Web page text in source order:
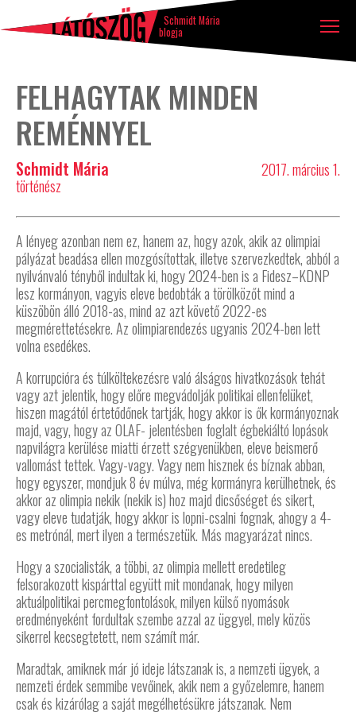
Látószög
blog Schmidt Mária
blogja
Tovább a tartalomhoz
Ugrás a lábléchez
FELHAGYTAK MINDEN
REMÉNNYEL
2017. március 1.
Schmidt Mária
történész
A lényeg azonban nem ez, hanem az, hogy azok, akik az olimpiai
pályázat beadása ellen mozgósítottak, illetve szervezkedtek, abból a
nyilvánvaló tényből indultak ki, hogy 2024-ben is a Fidesz–KDNP
lesz kormányon, vagyis eleve bedobták a törölközőt mind a
küszöbön álló 2018-as, mind az azt követő 2022-es
megmérettetésekre. Az olimpiarendezés ugyanis 2024-ben lett
volna esedékes.
A korrupcióra és túlköltekezésre való álságos hivatkozások tehát
vagy azt jelentik, hogy előre megvádolják politikai ellenfelüket,
hiszen magától értetődőnek tartják, hogy akkor is ők kormányoznak
majd, vagy, hogy az OLAF- jelentésben foglalt égbekiáltó lopások
napvilágra kerülése miatti érzett szégyenükben, eleve beismerő
vallomást tettek. Vagy-vagy. Vagy nem hisznek és bíznak abban,
hogy egyszer, mondjuk 8 év múlva, még kormányra kerülhetnek, és
akkor az olimpia nekik (nekik is) hoz majd dicsőséget és sikert,
vagy eleve tudatják, hogy akkor is lopni-csalni fognak, ahogy a 4-
es metrónál, mert ilyen a természetük. Más magyarázat nincs.
Hogy a szocialisták, a többi, az olimpia mellett eredetileg
felsorakozott kispárttal együtt mit mondanak, hogy milyen
aktuálpolitikai percmegfontolások, milyen külső nyomások
eredményeként fordultak szembe azzal az üggyel, mely közös
sikerrel kecsegtetett, nem számít már.
Maradtak, amiknek már jó ideje látszanak is, a nemzeti ügyek, a
nemzeti érdek semmibe vevőinek, akik nem a győzelemre, hanem
csak és kizárólag a saját megélhetésükre játszanak. Nem